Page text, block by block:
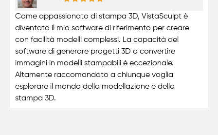
Come appassionato di stampa 3D, VistaSculpt è
diventato il mio software di riferimento per creare
con facilità modelli complessi. La capacità del
software di generare progetti 3D o convertire
immagini in modelli stampabili è eccezionale.
Altamente raccomandato a chiunque voglia
esplorare il mondo della modellazione e della
stampa 3D.